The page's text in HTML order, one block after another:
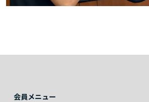
会員メニュー